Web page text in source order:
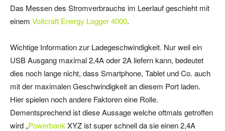
Das Messen des Stromverbrauchs im Leerlauf geschieht mit
einem Voltcraft Energy Logger 4000.
Wichtige Information zur Ladegeschwindigkeit. Nur weil ein
USB Ausgang maximal 2,4A oder 2A liefern kann, bedeutet
dies noch lange nicht, dass Smartphone, Tablet und Co. auch
mit der maximalen Geschwindigkeit an diesem Port laden.
Hier spielen noch andere Faktoren eine Rolle.
Dementsprechend ist diese Aussage welche oftmals getroffen
wird „Powerbank XYZ ist super schnell da sie einen 2,4A